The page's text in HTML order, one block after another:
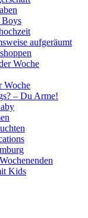
aufgeräumt
Woche
Woche
– Du Arme!
Kids